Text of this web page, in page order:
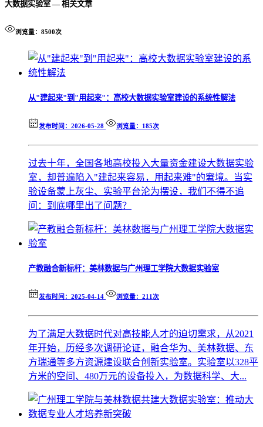
大数据实验室 — 相关文章
浏览量：8500次
从"建起来"到"用起来"：高校大数据实验室建设的系统性解法
发布时间：2026-05-28 浏览量：185次
过去十年，全国各地高校投入大量资金建设大数据实验
室，却普遍陷入"建起来容易，用起来难"的窘境。当实
验设备蒙上灰尘、实验平台沦为摆设，我们不得不追
问：到底哪里出了问题？
产教融合新标杆：美林数据与广州理工学院大数据实验室
发布时间：2025-04-14 浏览量：211次
为了满足大数据时代对高技能人才的迫切需求，从2021
年开始，历经多次调研论证，融合华为、美林数据、东
方瑞通等多方资源建设联合创新实验室。实验室以328平
方米的空间、480万元的设备投入，为数据科学、大...